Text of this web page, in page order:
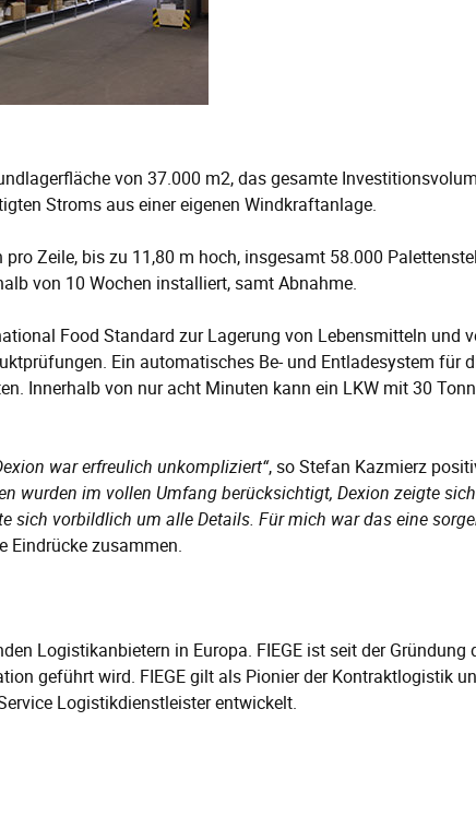
von 37.000 m2, das gesamte
Stroms aus einer eigenen Windkraftanlage.
Zeile, bis zu 11,80 m hoch, insgesamt 58.000
von 10 Wochen installiert, samt Abnahme.
Food Standard zur Lagerung von Lebensmitteln und
Ein automatisches Be- und Entladesystem für
Innerhalb von nur acht Minuten kann ein LKW mit 30
war erfreulich unkompliziert“, so Stefan Kazmierz
wurden im vollen Umfang berücksichtigt, Dexion zeigte
sich vorbildlich um alle Details. Für mich war das eine
Eindrücke zusammen.
Logistikanbietern in Europa. FIEGE ist seit der
geführt wird. FIEGE gilt als Pionier der Kontraktlogistik
Logistikdienstleister entwickelt.